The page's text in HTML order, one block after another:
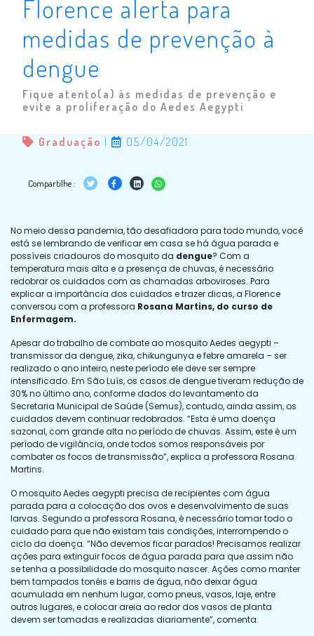
Florence alerta para
medidas de prevenção à
dengue
Fique atento(a) às medidas de prevenção e
evite a proliferação do Aedes Aegypti
Graduação | 05/04/2021
Compartilhe :
No meio dessa pandemia, tão desafiadora para todo mundo, você
está se lembrando de verificar em casa se há água parada e
possíveis criadouros do mosquito da dengue? Com a
temperatura mais alta e a presença de chuvas, é necessário
redobrar os cuidados com as chamadas arboviroses. Para
explicar a importância dos cuidados e trazer dicas, a Florence
conversou com a professora Rosana Martins, do curso de
Enfermagem.
Apesar do trabalho de combate ao mosquito Aedes aegypti –
transmissor da dengue, zika, chikungunya e febre amarela – ser
realizado o ano inteiro, neste período ele deve ser sempre
intensificado. Em São Luís, os casos de dengue tiveram redução de
30% no último ano, conforme dados do levantamento da
Secretaria Municipal de Saúde (Semus), contudo, ainda assim, os
cuidados devem continuar redobrados. “Esta é uma doença
sazonal, com grande alta no período de chuvas. Assim, este é um
período de vigilância, onde todos somos responsáveis por
combater os focos de transmissão”, explica a professora Rosana
Martins.
O mosquito Aedes aegypti precisa de recipientes com água
parada para a colocação dos ovos e desenvolvimento de suas
larvas. Segundo a professora Rosana, é necessário tomar todo o
cuidado para que não existam tais condições, interrompendo o
ciclo da doença. “Não devemos ficar parados! Precisamos realizar
ações para extinguir focos de água parada para que assim não
se tenha a possibilidade do mosquito nascer. Ações como manter
bem tampados tonéis e barris de água, não deixar água
acumulada em nenhum lugar, como pneus, vasos, laje, entre
outros lugares, e colocar areia ao redor dos vasos de planta
devem ser tomadas e realizadas diariamente”, comenta.